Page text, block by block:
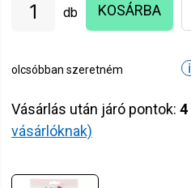
db KOSÁRBA
olcsóbban szeretném ℹ
Vásárlás után járó pontok: 4
vásárlóknak)